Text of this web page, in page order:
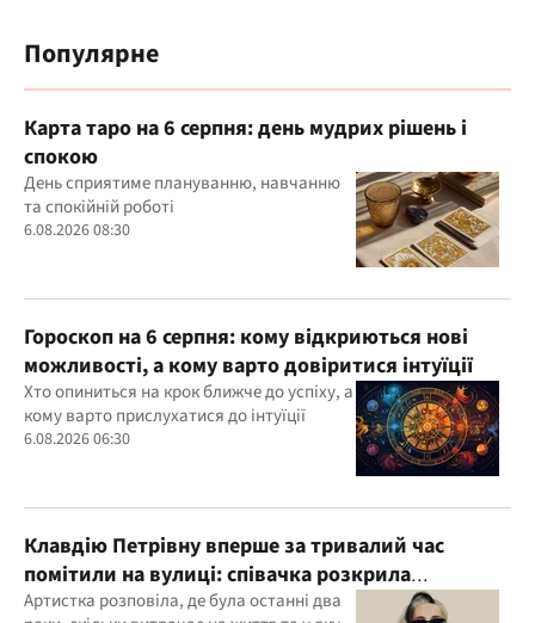
Популярне
Карта таро на 6 серпня: день мудрих рішень і
спокою
День сприятиме плануванню, навчанню
та спокійній роботі
6.08.2026 08:30
Гороскоп на 6 серпня: кому відкриються нові
можливості, а кому варто довіритися інтуїції
Хто опиниться на крок ближче до успіху, а
кому варто прислухатися до інтуїції
6.08.2026 06:30
Клавдію Петрівну вперше за тривалий час
помітили на вулиці: співачка розкрила
подробиці свого життя
Артистка розповіла, де була останні два